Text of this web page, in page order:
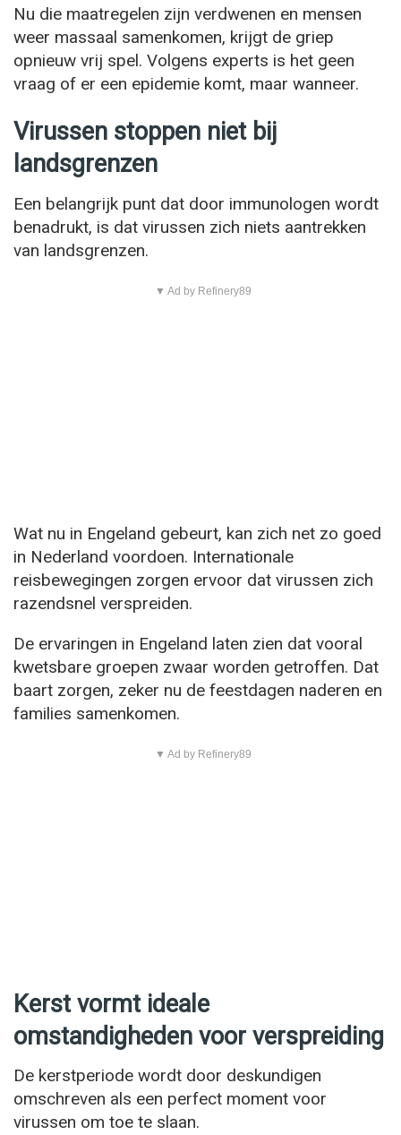
Nu die maatregelen zijn verdwenen en mensen
weer massaal samenkomen, krijgt de griep
opnieuw vrij spel. Volgens experts is het geen
vraag of er een epidemie komt, maar wanneer.
Virussen stoppen niet bij
landsgrenzen
Een belangrijk punt dat door immunologen wordt
benadrukt, is dat virussen zich niets aantrekken
van landsgrenzen.
▼ Ad by Refinery89
Wat nu in Engeland gebeurt, kan zich net zo goed
in Nederland voordoen. Internationale
reisbewegingen zorgen ervoor dat virussen zich
razendsnel verspreiden.
De ervaringen in Engeland laten zien dat vooral
kwetsbare groepen zwaar worden getroffen. Dat
baart zorgen, zeker nu de feestdagen naderen en
families samenkomen.
▼ Ad by Refinery89
Kerst vormt ideale
omstandigheden voor verspreiding
De kerstperiode wordt door deskundigen
omschreven als een perfect moment voor
virussen om toe te slaan.